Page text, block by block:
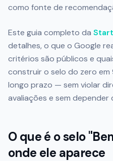
como fonte de
Este guia completo da
detalhes, o que o Google
critérios são públicos e
construir o selo do zero
longo prazo — sem violar
avaliações e sem depender
O que é o selo
onde ele aparece